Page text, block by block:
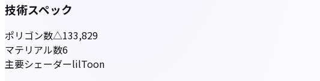
技術スペック
ポリゴン数△133,829
マテリアル数6
主要シェーダーlilToon